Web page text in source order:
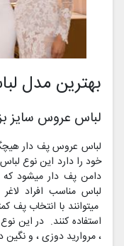
بهترین مدل
لباس عروس سایز
لباس عروس پف دار
خود را دارد این نوع
دامن پف دار میشود
لباس مناسب افراد
میتوانند با انتخاب
استفاده کنند. در این
، مروارید دوزی ، و